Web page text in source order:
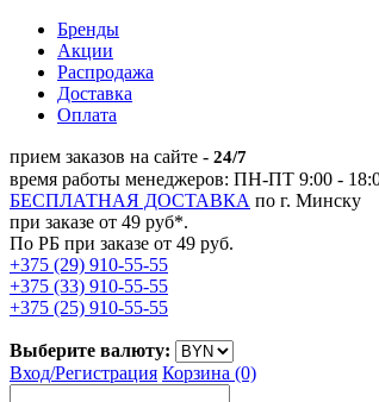
Бренды
Акции
Распродажа
Доставка
Оплата
прием заказов на сайте - 24/7
время работы менеджеров: ПН-ПТ 9:00 -
БЕСПЛАТНАЯ ДОСТАВКА по г. Минску
при заказе от 49 руб*.
По РБ при заказе от 49 руб.
+375 (29) 910-55-55
+375 (33) 910-55-55
+375 (25) 910-55-55
Выберите валюту:
Вход/Регистрация Корзина (0)